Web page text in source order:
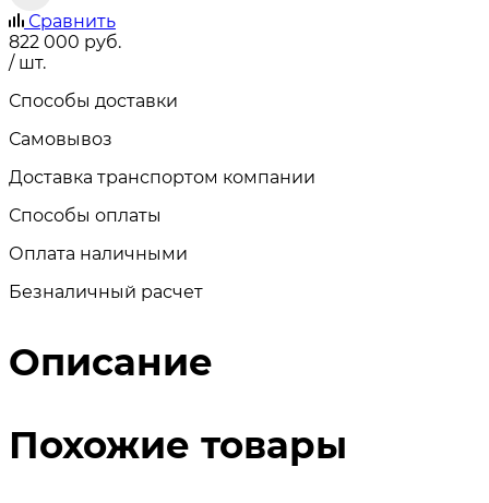
Сравнить
822 000 руб.
/ шт.
Способы доставки
Самовывоз
Доставка транспортом компании
Способы оплаты
Оплата наличными
Безналичный расчет
Описание
Похожие товары